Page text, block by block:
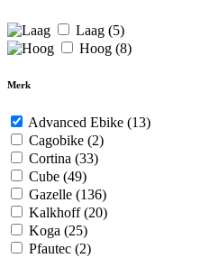
Laag (5)
Hoog (8)
Merk
Advanced Ebike (13)
Cagobike (2)
Cortina (33)
Cube (49)
Gazelle (136)
Kalkhoff(20)
Koga (25)
Pfautec (2)